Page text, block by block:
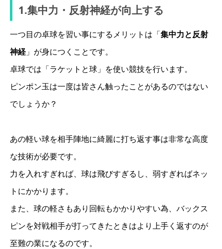
1.集中力・反射神経が向上する
一つ目の卓球を習い事にするメリットは「集中力と反射
神経 」が身につくことです。
卓球では「ラケットと球」を使い競技を行います。
ピンポン玉は一度は皆さん触ったことがあるのではない
でしょうか？
あの軽い球を相手陣地に綺麗に打ち返す事は非常な高度
な技術が必要です。
力を入れすぎれば、球は飛びすぎるし、弱すぎればネッ
トにかかります。
また、球の軽さもあり回転もかかりやすい為、バックス
ピンを対戦相手が打ってきたときはより上手く返すのが
至難の業になるのです。